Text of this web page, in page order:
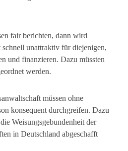
fair berichten, dann wird
unattraktiv für diejenigen,
und finanzieren. Dazu müssten
werden.
müssen ohne
konsequent durchgreifen. Dazu
Weisungsgebundenheit der
in Deutschland abgeschafft